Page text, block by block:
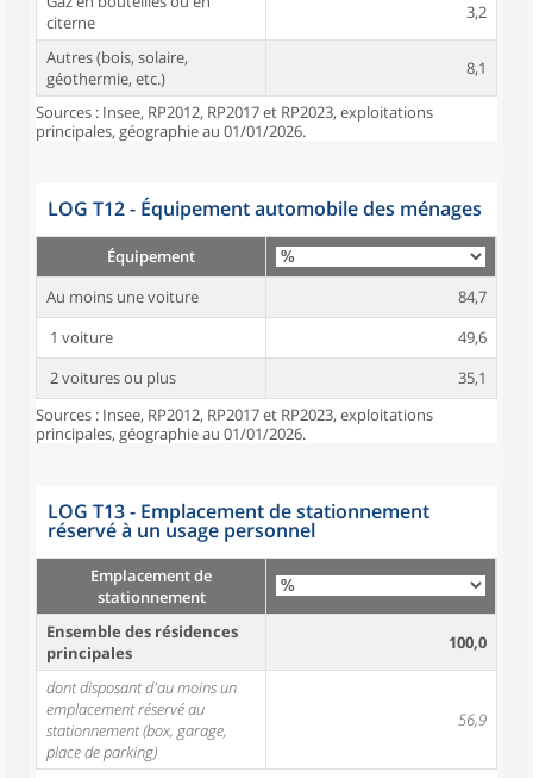
citerne
3,2
Autres (bois, solaire,
géothermie, etc.)
8,1
Sources : Insee, RP2012, RP2017 et RP2023, exploitations
principales, géographie au 01/01/2026.
LOG T12 - Équipement automobile des ménages
Équipement
Au moins une voiture
84,7
1 voiture
49,6
2 voitures ou plus
35,1
Sources : Insee, RP2012, RP2017 et RP2023, exploitations
principales, géographie au 01/01/2026.
LOG T13 - Emplacement de stationnement
réservé à un usage personnel
Emplacement de
stationnement
Ensemble des résidences
principales
100,0
dont disposant d'au moins un
emplacement réservé au
stationnement (box, garage,
place de parking)
56,9